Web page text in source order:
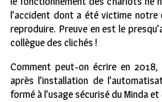
l’accident dont a été victime
reproduire. Preuve en est le
collègue des clichés !
Comment peut-on écrire en
après l’installation de
formé à l’usage sécurisé du Minda